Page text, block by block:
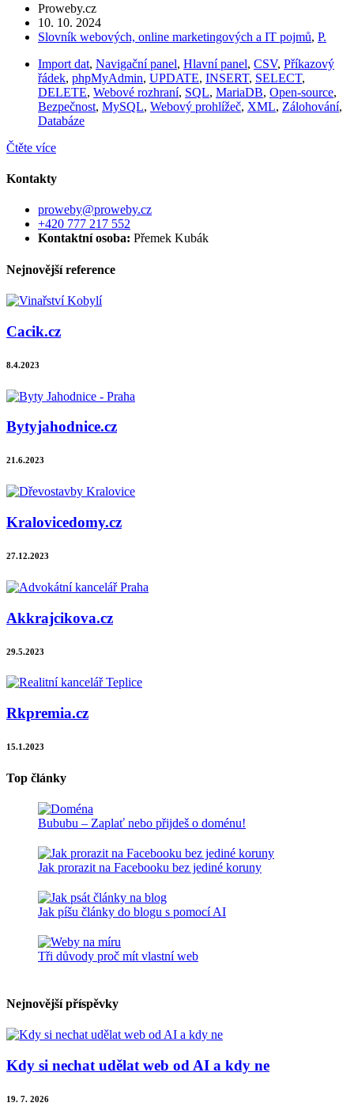
Proweby.cz
10. 10. 2024
Slovník webových, online marketingových a IT pojmů, P.
Import dat, Navigační panel, Hlavní panel, CSV, Příkazový
řádek, phpMyAdmin, UPDATE, INSERT, SELECT,
DELETE, Webové rozhraní, SQL, MariaDB, Open-source,
Bezpečnost, MySQL, Webový prohlížeč, XML, Zálohování,
Databáze
Čtěte více
Kontakty
proweby@proweby.cz
+420 777 217 552
Kontaktní osoba: Přemek Kubák
Nejnovější reference
Cacik.cz
8.4.2023
Bytyjahodnice.cz
21.6.2023
Kralovicedomy.cz
27.12.2023
Akkrajcikova.cz
29.5.2023
Rkpremia.cz
15.1.2023
Top články
Bububu – Zaplať nebo přijdeš o doménu!
Jak prorazit na Facebooku bez jediné koruny
Jak píšu články do blogu s pomocí AI
Tři důvody proč mít vlastní web
Nejnovější příspěvky
Kdy si nechat udělat web od AI a kdy ne
19. 7. 2026